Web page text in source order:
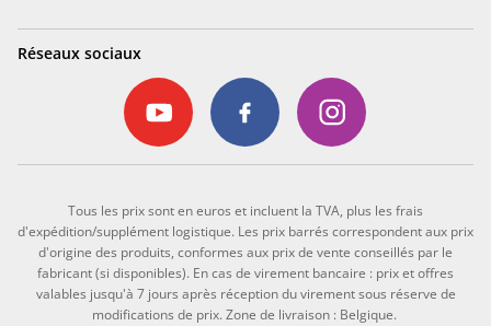
Réseaux sociaux
Tous les prix sont en euros et incluent la TVA, plus les frais
d'expédition/supplément logistique. Les prix barrés correspondent aux prix
d'origine des produits, conformes aux prix de vente conseillés par le
fabricant (si disponibles). En cas de virement bancaire : prix et offres
valables jusqu'à 7 jours après réception du virement sous réserve de
modifications de prix. Zone de livraison : Belgique.